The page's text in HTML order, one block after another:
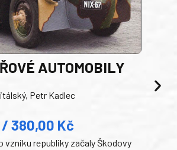
AUTOMOBILY
Petr Kadlec
380,00 Kč
vzniku republiky začaly Škodovy